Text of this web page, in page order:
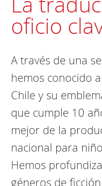
oficio
A través de una
hemos conocido
Chile y su
que cumple 10
mejor de la
nacional para
Hemos
géneros de